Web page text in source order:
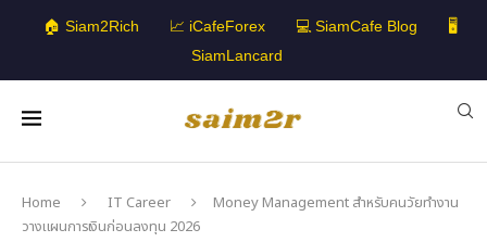
🏠 Siam2Rich 📈 iCafeForex 💻 SiamCafe Blog
🖥️
SiamLancard
Home IT Career
Money Management สำหรับคนวัยทำงาน
วางแผนการเงินก่อนลงทุน 2026